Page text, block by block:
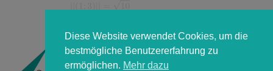
Diese Website verwendet Cookies, um die
bestmögliche Benutzererfahrung zu
ermöglichen. Mehr dazu